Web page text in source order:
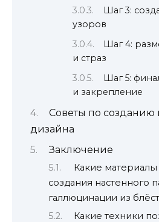
Шаг 3:
узоров
Шаг 4:
и страз
Шаг 5:
и закрепление
Советы по созданию
дизайна
Заключение
Какие
создания настенного
галлюцинации из
Какие техники